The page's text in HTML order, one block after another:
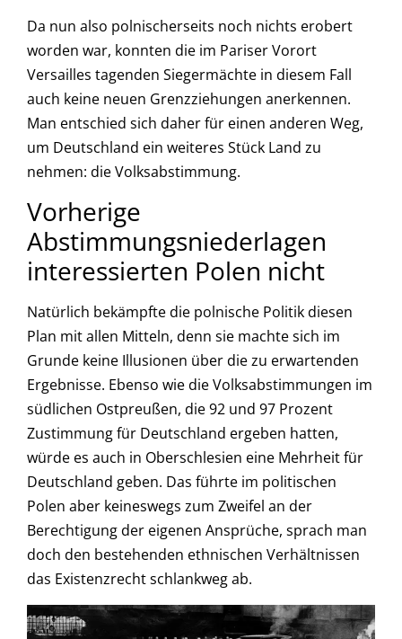
Da nun also polnischerseits noch nichts erobert
worden war, konnten die im Pariser Vorort
Versailles tagenden Siegermächte in diesem Fall
auch keine neuen Grenzziehungen anerkennen.
Man entschied sich daher für einen anderen Weg,
um Deutschland ein weiteres Stück Land zu
nehmen: die Volksabstimmung.
Vorherige
Abstimmungsniederlagen
interessierten Polen nicht
Natürlich bekämpfte die polnische Politik diesen
Plan mit allen Mitteln, denn sie machte sich im
Grunde keine Illusionen über die zu erwartenden
Ergebnisse. Ebenso wie die Volksabstimmungen im
südlichen Ostpreußen, die 92 und 97 Prozent
Zustimmung für Deutschland ergeben hatten,
würde es auch in Oberschlesien eine Mehrheit für
Deutschland geben. Das führte im politischen
Polen aber keineswegs zum Zweifel an der
Berechtigung der eigenen Ansprüche, sprach man
doch den bestehenden ethnischen Verhältnissen
das Existenzrecht schlankweg ab.